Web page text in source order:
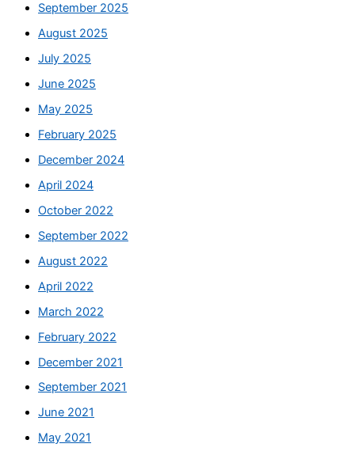
September 2025
August 2025
July 2025
June 2025
May 2025
February 2025
December 2024
April 2024
October 2022
September 2022
August 2022
April 2022
March 2022
February 2022
December 2021
September 2021
June 2021
May 2021